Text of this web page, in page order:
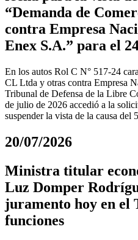
“Demanda de
contra Empresa
Enex S.A.” para el
En los autos Rol C N° 517-24
CL Ltda y otras contra Empresa
Tribunal de Defensa de la Libre
de julio de 2026 accedió a la
suspender la vista de la causa
20/07/2026
Ministra titular
Luz Domper
juramento hoy en el
funciones